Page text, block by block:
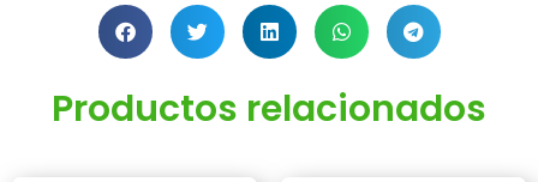
Productos relacionados